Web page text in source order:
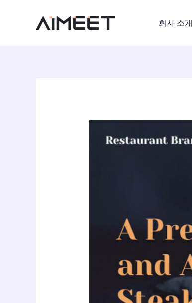
회사 소개
스
트